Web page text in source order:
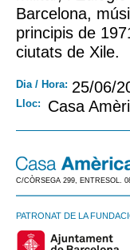
Barcelona,
principis de
ciutats de Xile.
Dia / Hora: 25/06/
Lloc: Casa
C/CÒRSEGA 299, ENTRESOL.
PATRONAT DE LA